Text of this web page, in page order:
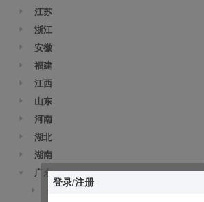
江苏
浙江
安徽
福建
江西
山东
河南
湖北
湖南
广东
全省
登录/注册